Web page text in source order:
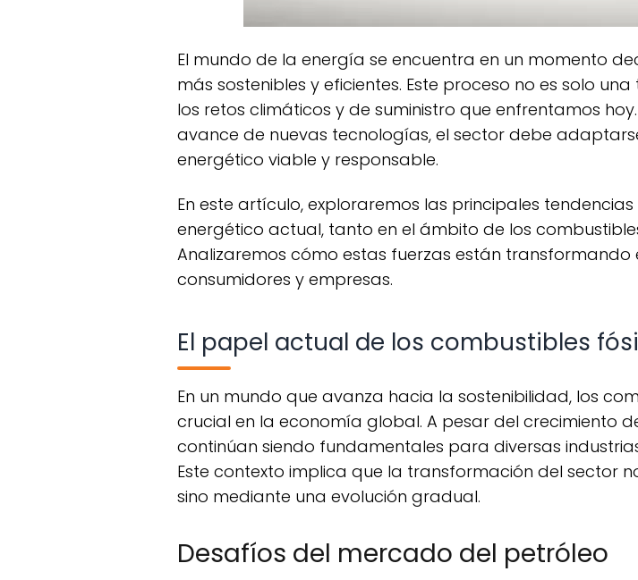
El mundo de la energía se encuentra en un momento decisivo, marcado por un cambio hacia fuentes
más sostenibles y eficientes. Este proceso no es solo
los retos climáticos y de suministro que enfrentamos
avance de nuevas tecnologías, el sector debe
energético viable y responsable.
En este artículo, exploraremos las principales tendencias que están configurando el panorama
energético actual, tanto en el ámbito de los
Analizaremos cómo estas fuerzas están
consumidores y empresas.
El papel actual de los combustibles
En un mundo que avanza hacia la sostenibilidad, los combustibles fósiles aún desempeñan un papel
crucial en la economía global. A pesar del crecimiento
continúan siendo fundamentales para diversas
Este contexto implica que la transformación del sector
sino mediante una evolución gradual.
Desafíos del mercado del petróleo